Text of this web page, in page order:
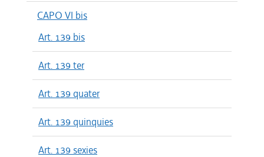
CAPO VI bis
Art. 139 bis
Art. 139 ter
Art. 139 quater
Art. 139 quinquies
Art. 139 sexies